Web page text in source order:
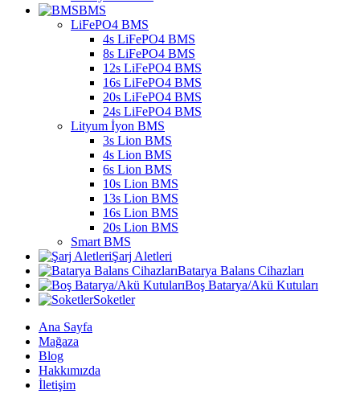
BMS
LiFePO4 BMS
4s LiFePO4 BMS
8s LiFePO4 BMS
12s LiFePO4 BMS
16s LiFePO4 BMS
20s LiFePO4 BMS
24s LiFePO4 BMS
Lityum İyon BMS
3s Lion BMS
4s Lion BMS
6s Lion BMS
10s Lion BMS
13s Lion BMS
16s Lion BMS
20s Lion BMS
Smart BMS
Şarj Aletleri
Batarya Balans Cihazları
Boş Batarya/Akü Kutuları
Soketler
Ana Sayfa
Mağaza
Blog
Hakkımızda
İletişim